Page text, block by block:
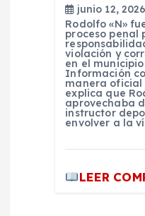
junio 12, 2026
Rodolfo «N»
proceso penal
violación y
en el
Información
manera oficial
explica que
aprovechaba
instructor
envolver a la
LEER